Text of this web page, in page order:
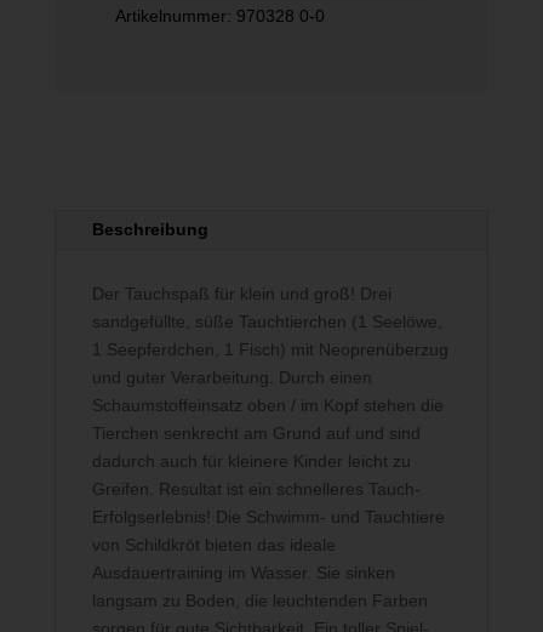
Artikelnummer: 970328 0-0
Beschreibung
Der Tauchspaß für klein und groß! Drei
sandgefüllte, süße Tauchtierchen (1 Seelöwe,
1 Seepferdchen, 1 Fisch) mit Neoprenüberzug
und guter Verarbeitung. Durch einen
Schaumstoffeinsatz oben / im Kopf stehen die
Tierchen senkrecht am Grund auf und sind
dadurch auch für kleinere Kinder leicht zu
Greifen. Resultat ist ein schnelleres Tauch-
Erfolgserlebnis! Die Schwimm- und Tauchtiere
von Schildkröt bieten das ideale
Ausdauertraining im Wasser. Sie sinken
langsam zu Boden, die leuchtenden Farben